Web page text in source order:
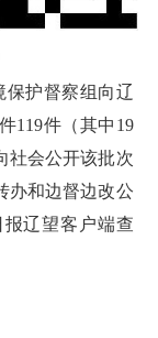
护督察组向辽
119件（其中19
社会公开该批次
办和边督边改公
辽望客户端查